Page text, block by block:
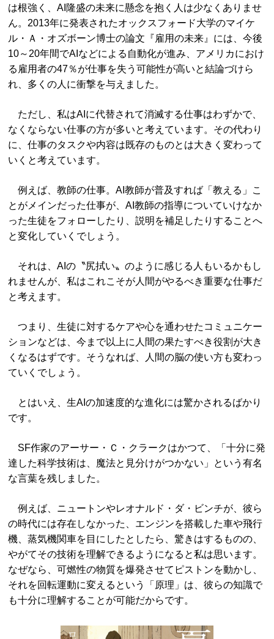
は根強く、AI隆盛の未来に懸念を抱く人は少なくありませ
ん。2013年に発表されたオックスフォード大学のマイケ
ル・Ａ・オズボーン博士の論文『雇用の未来』には、今後
10～20年間でAIなどによる自動化が進み、アメリカにおけ
る雇用者の47％が仕事を失う可能性が高いと結論づけら
れ、多くの人に衝撃を与えました。
ただし、私はAIに代替されて消滅する仕事はわずかで、
なくならない仕事の方が多いと考えています。その代わり
に、仕事のタスクや内容は既存のものとは大きく変わって
いくと考えています。
例えば、教師の仕事。AI教師が普及すれば「教える」こ
とがメインだった仕事が、AI教師の指導についていけなか
った生徒をフォローしたり、説明を補足したりすることへ
と変化していくでしょう。
それは、AIの〝尻拭い〟のように感じる人もいるかもし
れませんが、私はこれこそが人間がやるべき重要な仕事だ
と考えます。
つまり、生徒に対するケアや心を通わせたコミュニケー
ションなどは、今まで以上に人間の果たすべき役割が大き
くなるはずです。そうなれば、人間の脳の使い方も変わっ
ていくでしょう。
とはいえ、生AIの加速度的な進化には驚かされるばかり
です。
SF作家のアーサー・Ｃ・クラークはかつて、「十分に発
達した科学技術は、魔法と見分けがつかない」という有名
な言葉を残しました。
例えば、ニュートンやレオナルド・ダ・ビンチが、彼ら
の時代には存在しなかった、エンジンを搭載した車や飛行
機、蒸気機関車を目にしたとしたら、驚きはするものの、
やがてその技術を理解できるようになると私は思います。
なぜなら、可燃性の物質を爆発させてピストンを動かし、
それを回転運動に変えるという「原理」は、彼らの知識で
も十分に理解することが可能だからです。